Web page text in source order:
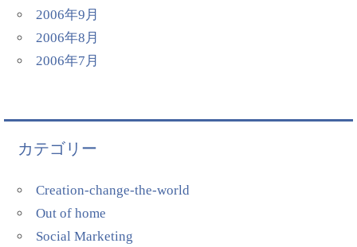
2006年9月
2006年8月
2006年7月
カテゴリー
Creation-change-the-world
Out of home
Social Marketing